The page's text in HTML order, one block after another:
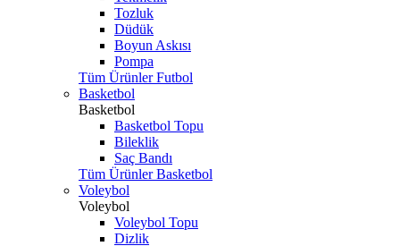
Tozluk
Düdük
Boyun Askısı
Pompa
Tüm Ürünler Futbol
Basketbol
Basketbol
Basketbol Topu
Bileklik
Saç Bandı
Tüm Ürünler Basketbol
Voleybol
Voleybol
Voleybol Topu
Dizlik